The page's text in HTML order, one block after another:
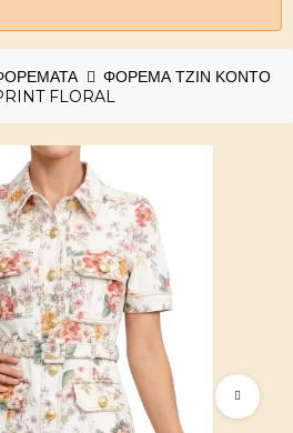
ΦΌΡΕΜΑ ΤΖΙΝ ΚΟΝΤΌ
FLORAL